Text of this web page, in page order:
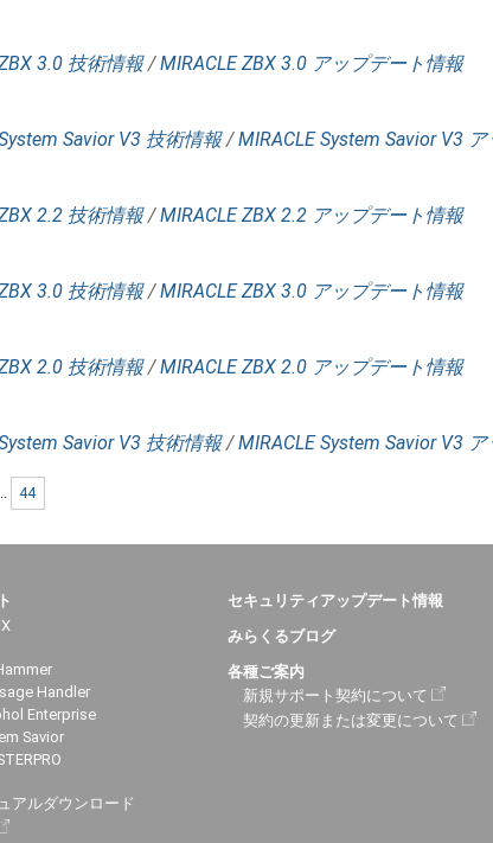
3.0 技術情報 /MIRACLE ZBX 3.0 アップデート情報
Savior V3 技術情報 /MIRACLE System Savior V3
2.2 技術情報 /MIRACLE ZBX 2.2 アップデート情報
3.0 技術情報 /MIRACLE ZBX 3.0 アップデート情報
2.0 技術情報 /MIRACLE ZBX 2.0 アップデート情報
Savior V3 技術情報 /MIRACLE System Savior V3
44
Handler
Enterprise
Savior
アルダウンロード
セキュリティアップデート情報
みらくるブログ
各種ご案内
新規サポート契約について
契約の更新または変更について